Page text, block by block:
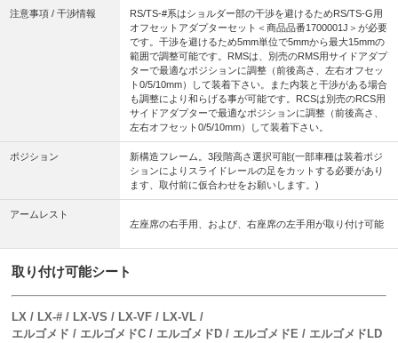
注意事項 / 干渉情報
RS/TS-#系はショルダー部の干渉を避けるためRS/TS-G用
オフセットアダプターセット＜商品品番1700001J＞が必要
です。干渉を避けるため5mm単位で5mmから最大15mmの
範囲で調整可能です。RMSは、別売のRMS用サイドアダプ
ターで最適なポジションに調整（前後高さ、左右オフセッ
ト0/5/10mm）して装着下さい。また内装と干渉がある場合
も調整により和らげる事が可能です。RCSは別売のRCS用
サイドアダプターで最適なポジションに調整（前後高さ、
左右オフセット0/5/10mm）して装着下さい。
ポジション
新構造フレーム。3段階高さ選択可能(一部車種は装着ポジ
ションによりスライドレールの足をカットする必要があり
ます、取付前に仮合わせをお願いします。)
アームレスト
左座席の右手用、および、右座席の左手用が取り付け可能
取り付け可能シート
LX / LX-# / LX-VS / LX-VF / LX-VL /
エルゴメド / エルゴメドC / エルゴメドD / エルゴメドE / エルゴメドLD